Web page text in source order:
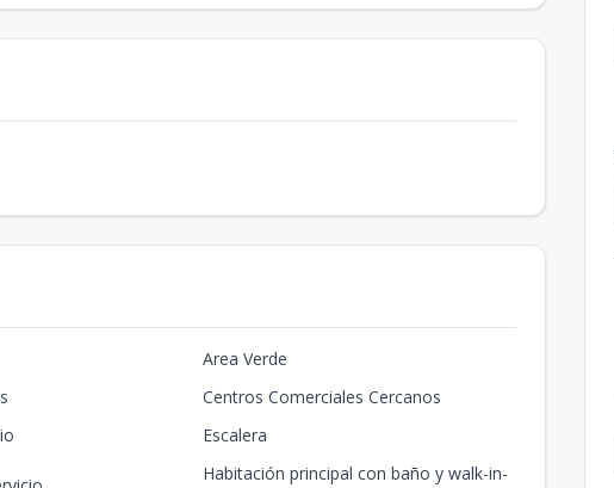
Area Verde
Centros Comerciales Cercanos
Escalera
Habitación principal con baño y walk-in-